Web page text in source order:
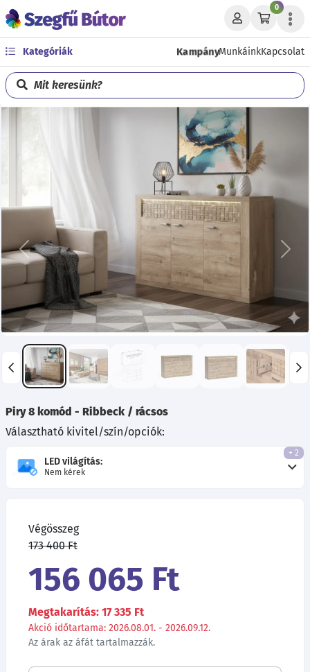
0
Kategóriák KampányMunkáinkKapcsolat
Mit keresünk?
Előző
Piry 8 komód - Ribbeck / rácsos
Választható kivitel/szín/opciók:
LED világítás:
Nem kérek
+ 2
Végösszeg
173 400 Ft
156 065 Ft
Megtakarítás: 17 335 Ft
Akció időtartama: 2026.08.01. - 2026.09.12.
Az árak az áfát tartalmazzák.